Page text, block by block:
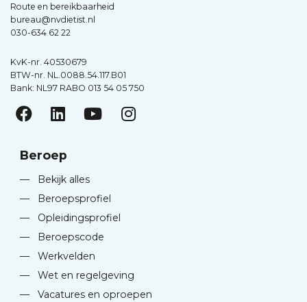
Route en bereikbaarheid
bureau@nvdietist.nl
030-634 62 22
KvK-nr. 40530679
BTW-nr. NL.0088.54.117.B01
Bank: NL97 RABO 013 54 05 750
Beroep
—
Bekijk alles
—
Beroepsprofiel
—
Opleidingsprofiel
—
Beroepscode
—
Werkvelden
—
Wet en regelgeving
—
Vacatures en oproepen